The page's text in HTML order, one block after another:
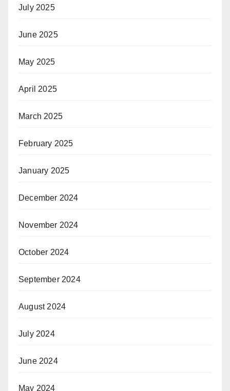
July 2025
June 2025
May 2025
April 2025
March 2025
February 2025
January 2025
December 2024
November 2024
October 2024
September 2024
August 2024
July 2024
June 2024
May 2024